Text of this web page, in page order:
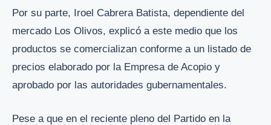
Por su parte, Iroel Cabrera Batista, dependiente del
mercado Los Olivos, explicó a este medio que los
productos se comercializan conforme a un listado de
precios elaborado por la Empresa de Acopio y
aprobado por las autoridades gubernamentales.
Pese a que en el reciente pleno del Partido en la